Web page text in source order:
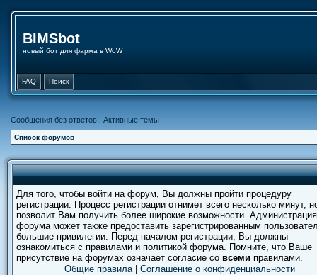
BIMSbot
новый бот для фарма в WoW
FAQ Поиск
Сообщения без ответов | Активные темы
Список форумов
Для того, чтобы войти на форум, Вы должны пройти процедуру
регистрации. Процесс регистрации отнимет всего несколько минут,
позволит Вам получить более широкие возможности. Администрация
форума может также предоставить зарегистрированным
большие привилегии. Перед началом регистрации, Вы должны
ознакомиться с правилами и политикой форума. Помните, что Ваше
присутствие на форумах означает согласие со всеми правилами.
Общие правила| Соглашение о конфиденциальности